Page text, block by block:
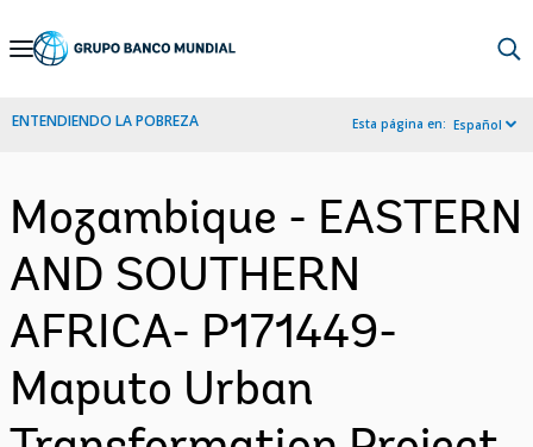
Skip
Navigation
ENTENDIENDO LA POBREZA Esta página en: Español
Mozambique - EASTERN
AND SOUTHERN
AFRICA- P171449-
Maputo Urban